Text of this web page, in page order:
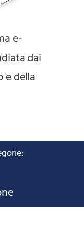
e-
dai
e della